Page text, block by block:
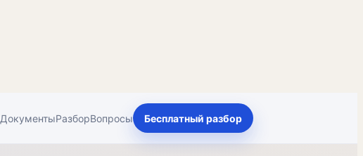
ДокументыРазборВопросы Бесплатный разбор